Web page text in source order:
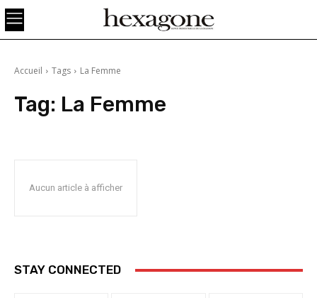
Accueil Tags La Femme
Tag: La Femme
Aucun article à afficher
STAY CONNECTED